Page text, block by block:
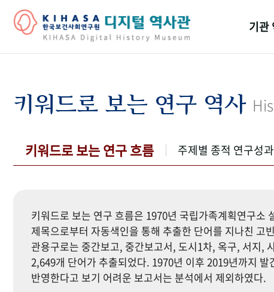
기관
연구원
키워드로 보는 연구 역사
키워드로 보는 연구 흐름 주제별 종적 연구성과
키워드로 보는 연구 흐름은 1970년 국립가족계획연구소
제목으로부터 자동색인을 통해 추출한 단어를 지나친
관용구로는 중간보고, 중간보고서, 도시1차, 옥구, 서지,
2,649개 단어가 추출되었다. 1970년 이후 2019년까지
반영한다고 보기 어려운 보고서는 분석에서 제외하였다.